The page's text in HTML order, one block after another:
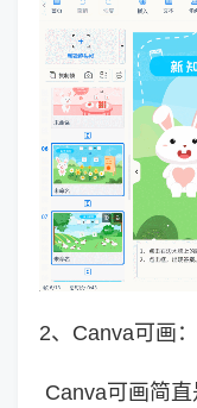
2、Canva可画
Canva可画简